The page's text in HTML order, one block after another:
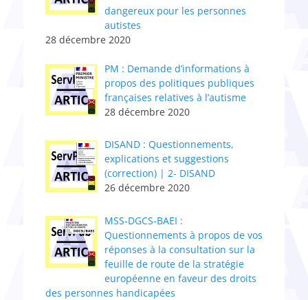
dangereux pour les personnes
autistes
28 décembre 2020
PM : Demande d’informations à
propos des politiques publiques
françaises relatives à l’autisme
28 décembre 2020
DISAND : Questionnements,
explications et suggestions
(correction) | 2- DISAND
26 décembre 2020
MSS-DGCS-BAEI :
Questionnements à propos de vos
réponses à la consultation sur la
feuille de route de la stratégie
européenne en faveur des droits
des personnes handicapées